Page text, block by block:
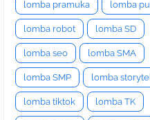
lomba pramuka lomba
lomba robot lomba SD
lomba seo lomba SMA
lomba SMP lomba
lomba tiktok lomba TK